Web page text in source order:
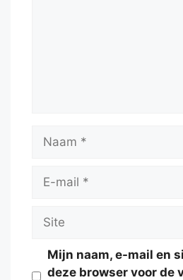
Naam
Site
Mijn naam, e-mail en
deze browser voor de